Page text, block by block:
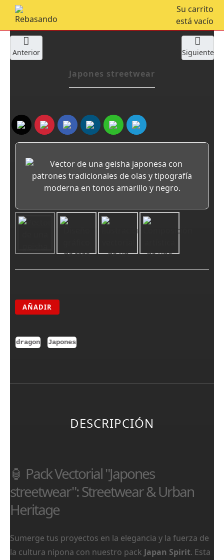
Su carrito
está vacío
Anterior Siguiente
Japones streetwear
AÑADIR
dragon Japones
DESCRIPCIÓN
🏮 Pack Vectorial "Japones
streetwear": Streetwear & Urban
Heritage
Sumerge tus proyectos en la elegancia y la fuerza de
la cultura nipona con nuestro pack Japan Spirit. Esta